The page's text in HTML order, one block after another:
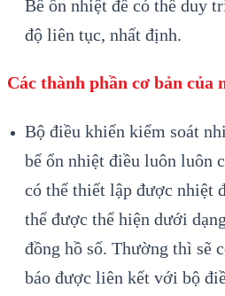
Bể ổn nhiệt để có thể duy
độ liên tục, nhất định.
Các thành phần cơ bản của
Bộ điều khiển kiểm soát
bể ổn nhiệt điều luôn luôn
có thể thiết lập được nhiệt
thể được thể hiện dưới
đồng hồ số. Thường thì sẽ
báo được liên kết với bộ